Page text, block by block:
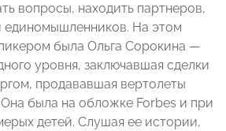
вопросы, находить партнеров,
единомышленников. На этом
была Ольга Сорокина —
уровня, заключавшая сделки
продававшая вертолеты
была на обложке Forbes и при
детей. Слушая ее истории,